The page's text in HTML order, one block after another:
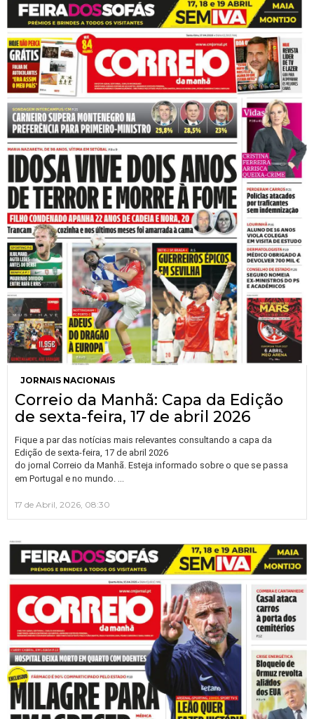
JORNAIS NACIONAIS
Correio da Manhã: Capa da Edição
de sexta-feira, 17 de abril 2026
Fique a par das notícias mais relevantes consultando a capa da
Edição de sexta-feira, 17 de abril 2026
do jornal Correio da Manhã. Esteja informado sobre o que se passa
em Portugal e no mundo. …
17 de Abril, 2026, 08:30